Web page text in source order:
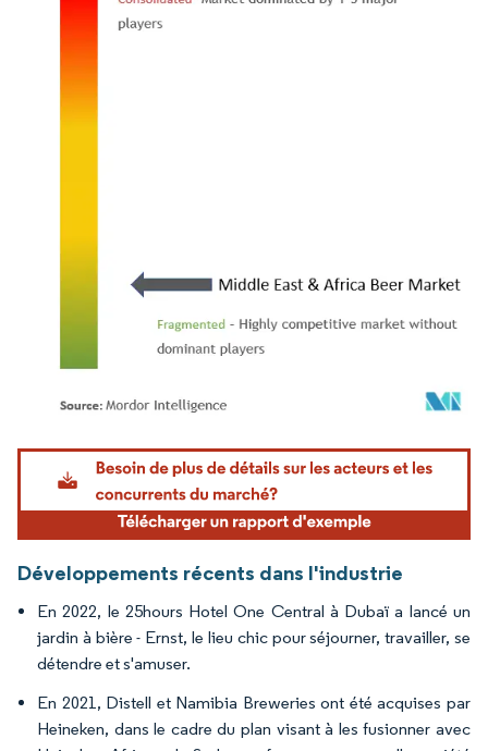
Image © Mordor Intelligence. La réutilisation nécessite une attribution sous CC BY
Développements récents dans l'industrie
En 2022, le 25hours Hotel One Central à Dubaï a lancé un
jardin à bière - Ernst, le lieu chic pour séjourner, travailler, se
détendre et s'amuser.
En 2021, Distell et Namibia Breweries ont été acquises par
Heineken, dans le cadre du plan visant à les fusionner avec